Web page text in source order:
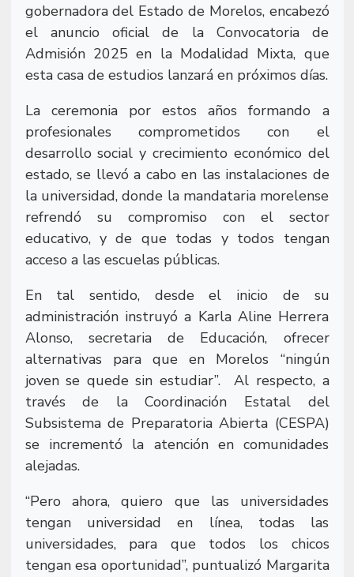
gobernadora del Estado de Morelos, encabezó
el anuncio oficial de la Convocatoria de
Admisión 2025 en la Modalidad Mixta, que
esta casa de estudios lanzará en próximos días.
La ceremonia por estos años formando a
profesionales comprometidos con el
desarrollo social y crecimiento económico del
estado, se llevó a cabo en las instalaciones de
la universidad, donde la mandataria morelense
refrendó su compromiso con el sector
educativo, y de que todas y todos tengan
acceso a las escuelas públicas.
En tal sentido, desde el inicio de su
administración instruyó a Karla Aline Herrera
Alonso, secretaria de Educación, ofrecer
alternativas para que en Morelos “ningún
joven se quede sin estudiar”.
Al respecto, a
través de la Coordinación Estatal del
Subsistema de Preparatoria Abierta (CESPA)
se incrementó la atención en comunidades
alejadas.
“Pero ahora, quiero que las universidades
tengan universidad en línea, todas las
universidades, para que todos los chicos
tengan esa oportunidad”, puntualizó Margarita